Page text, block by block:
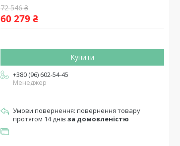
72 546 ₴
60 279 ₴
Купити
+380 (96) 602-54-45
Менеджер
повернення товару
протягом 14 днів за домовленістю